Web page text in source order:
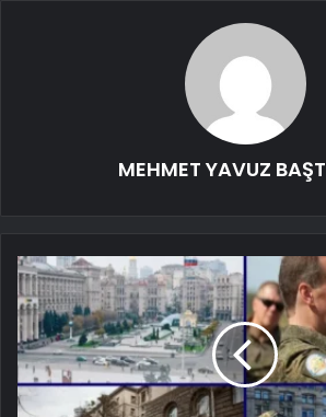
MEHMET YAVUZ